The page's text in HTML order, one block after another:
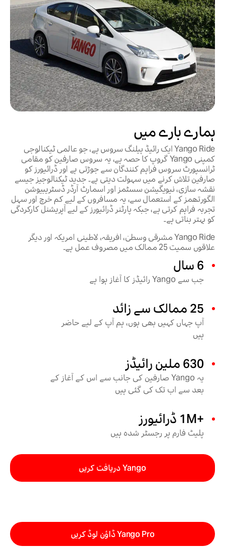
ہمارے بارے میں
Yango Ride ایک رائیڈ ہیلنگ سروس ہے، جو عالمی ٹیکنالوجی
کمپنی Yango گروپ کا حصہ ہے، یہ سروس صارفین کو مقامی
ٹرانسپورٹ سروس فراہم کنندگان سے جوڑتی ہے اور ڈرائیورز کو
صارفین تلاش کرنے میں سہولت دیتی ہے۔ جدید ٹیکنالوجیز جیسے
نقشہ سازی، نیویگیشن سسٹمز اور اسمارٹ آرڈر ڈسٹریبیوشن
الگورتھمز کے استعمال سے، یہ مسافروں کے لیے کم خرچ اور سہل
تجربہ فراہم کرتی ہے، جبکہ پارٹنر ڈرائیورز کے لیے آپریشنل کارکردگی
کو بہتر بناتی ہے۔
Yango Ride مشرقی وسطیٰ، افریقہ، لاطینی امریکہ اور دیگر
علاقوں سمیت 25 ممالک میں مصروف عمل ہے۔
6 سال
جب سے Yango رائیڈز کا آغاز ہوا ہے
25 ممالک سے زائد
آپ جہاں کہیں بھی ہوں، ہم آپ کے لیے حاضر
ہیں
630 ملین رائیڈز
یہ Yango صارفین کی جانب سے اس کے آغاز کے
بعد سے اب تک کی گئی ہیں
+1M ڈرائیورز
پلیٹ فارم پر رجسٹر شدہ ہیں
Yango دریافت کریں
Yango Pro ڈاؤن لوڈ کریں